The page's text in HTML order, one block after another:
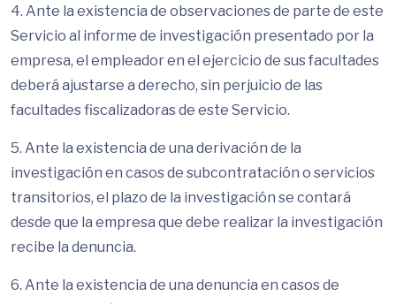
4. Ante la existencia de observaciones de parte de este
Servicio al informe de investigación presentado por la
empresa, el empleador en el ejercicio de sus facultades
deberá ajustarse a derecho, sin perjuicio de las
facultades fiscalizadoras de este Servicio.
5. Ante la existencia de una derivación de la
investigación en casos de subcontratación o servicios
transitorios, el plazo de la investigación se contará
desde que la empresa que debe realizar la investigación
recibe la denuncia.
6. Ante la existencia de una denuncia en casos de